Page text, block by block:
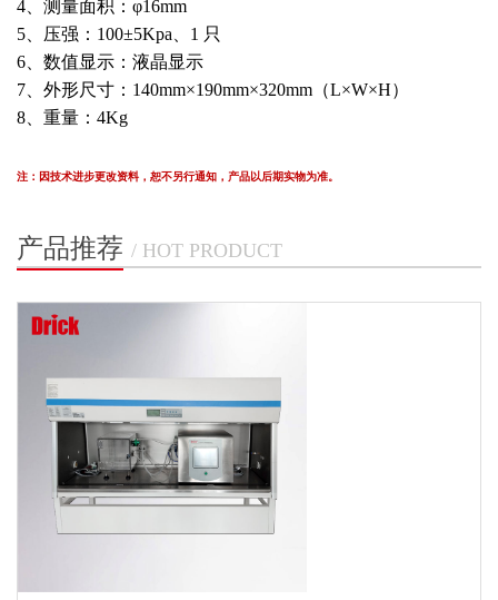
4、测量面积：φ16mm
5、压强：100±5Kpa、1 只
6、数值显示：液晶显示
7、外形尺寸：140mm×190mm×320mm（L×W×H）
8、重量：4Kg
注：因技术进步更改资料，恕不另行通知，产品以后期实物为准。
产品推荐 / HOT PRODUCT